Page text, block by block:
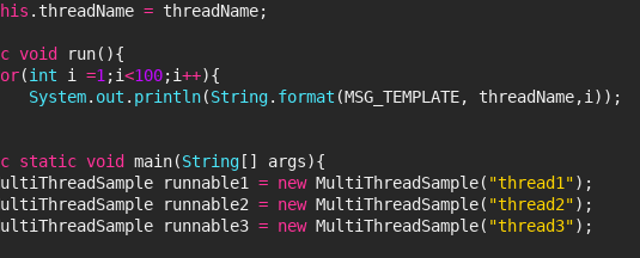
.threadName = threadName;
void
run(){
(int i =1 ;i<100;i++){
System. out . println(String. format (MSG_TEMPLATE, threadName,i));
static void main(String [] args){
runnable1 = new MultiThreadSample( "thread1");
runnable2 = new MultiThreadSample( "thread2");
runnable3 = new MultiThreadSample( "thread3");